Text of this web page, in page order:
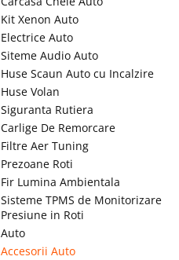
Kit Xenon Auto
Electrice Auto
Siteme Audio Auto
Huse Scaun Auto cu Incalzire
Huse Volan
Siguranta Rutiera
Carlige De Remorcare
Filtre Aer Tuning
Prezoane Roti
Fir Lumina Ambientala
Sisteme TPMS de Monitorizare
Presiune in Roti
Auto
Accesorii Auto